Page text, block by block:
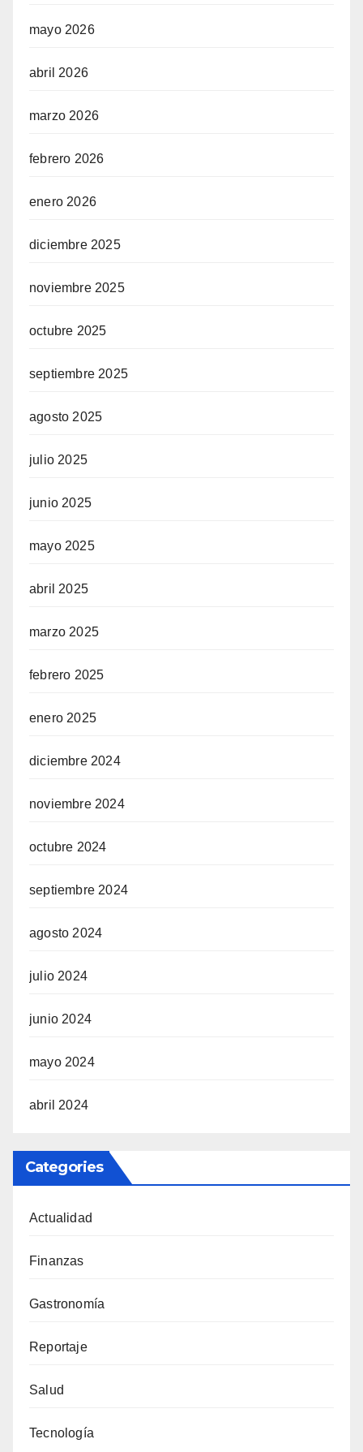
mayo 2026
abril 2026
marzo 2026
febrero 2026
enero 2026
diciembre 2025
noviembre 2025
octubre 2025
septiembre 2025
agosto 2025
julio 2025
junio 2025
mayo 2025
abril 2025
marzo 2025
febrero 2025
enero 2025
diciembre 2024
noviembre 2024
octubre 2024
septiembre 2024
agosto 2024
julio 2024
junio 2024
mayo 2024
abril 2024
Categories
Actualidad
Finanzas
Gastronomía
Reportaje
Salud
Tecnología